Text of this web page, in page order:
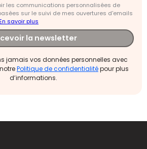
les communications personnalisées de
sur le suivi de mes ouvertures d'emails
savoir plus
la newsletter
jamais vos données personnelles avec
Politique de confidentialitépour plus
d’informations.